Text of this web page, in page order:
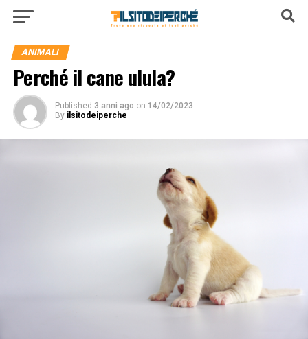
ANIMALI
Perché il cane ulula?
Published 3 anni ago on 14/02/2023
By ilsitodeiperche